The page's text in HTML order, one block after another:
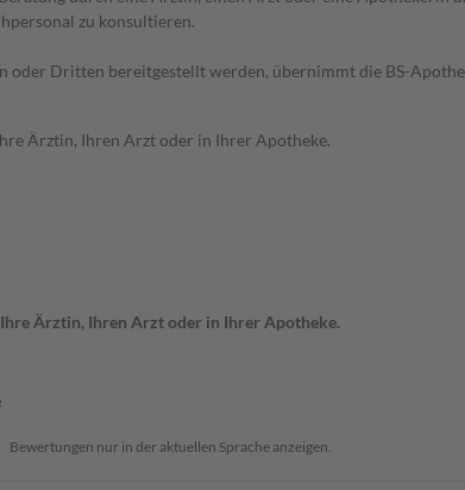
zu konsultieren.
Dritten bereitgestellt werden, übernimmt die BS-
Ärztin, Ihren Arzt oder in Ihrer Apotheke.
Ärztin, Ihren Arzt oder in Ihrer Apotheke.
Bewertungen nur in der aktuellen Sprache anzeigen.